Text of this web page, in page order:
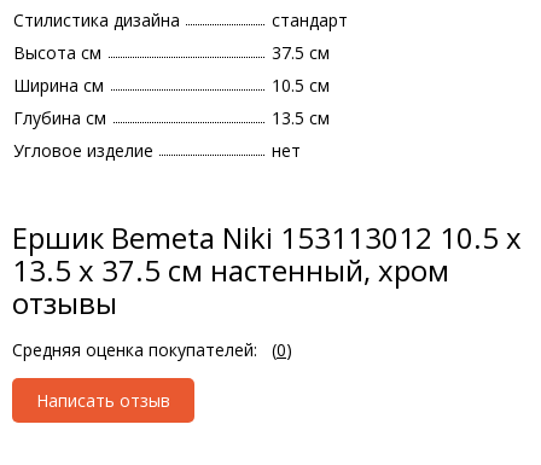
Стилистика дизайна
стандарт
Высота см
37.5 см
Ширина см
10.5 см
Глубина см
13.5 см
Угловое изделие
нет
Ершик Bemeta Niki 153113012 10.5 x
13.5 x 37.5 см настенный, хром
отзывы
Средняя оценка покупателей: (0)
Написать отзыв